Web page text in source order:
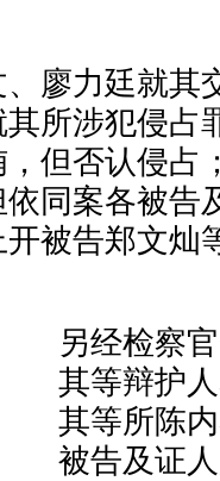
廖力廷就其
所涉犯侵占
但否认侵占
同案各被告
被告郑文灿
另经检察
其等辩护
其等所陈
被告及证